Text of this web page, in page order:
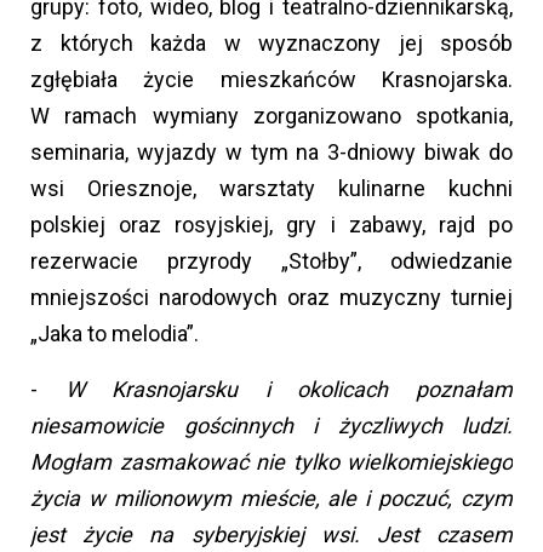
grupy: foto, wideo, blog i teatralno-dziennikarską,
z których każda w wyznaczony jej sposób
zgłębiała życie mieszkańców Krasnojarska.
W ramach wymiany zorganizowano spotkania,
seminaria, wyjazdy w tym na 3-dniowy biwak do
wsi Oriesznoje, warsztaty kulinarne kuchni
polskiej oraz rosyjskiej, gry i zabawy, rajd po
rezerwacie przyrody „Stołby”, odwiedzanie
mniejszości narodowych oraz muzyczny turniej
„Jaka to melodia”.
-
W Krasnojarsku i okolicach poznałam
niesamowicie gościnnych i życzliwych ludzi.
Mogłam zasmakować nie tylko wielkomiejskiego
życia w milionowym mieście, ale i poczuć, czym
jest życie na syberyjskiej wsi. Jest czasem